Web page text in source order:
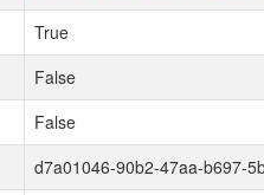
True
False
False
d7a01046-90b2-47aa-b697-